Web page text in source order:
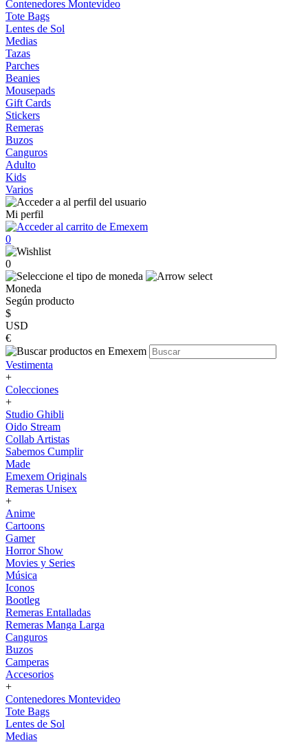
Contenedores Montevideo
Tote Bags
Lentes de Sol
Medias
Tazas
Parches
Beanies
Mousepads
Gift Cards
Stickers
Remeras
Buzos
Canguros
Adulto
Kids
Varios
Mi perfil
0
0
Moneda
Según producto
$
USD
€
Vestimenta
+
Colecciones
+
Studio Ghibli
Oido Stream
Collab Artistas
Sabemos Cumplir
Made
Emexem Originals
Remeras Unisex
+
Anime
Cartoons
Gamer
Horror Show
Movies y Series
Música
Iconos
Bootleg
Remeras Entalladas
Remeras Manga Larga
Canguros
Buzos
Camperas
Accesorios
+
Contenedores Montevideo
Tote Bags
Lentes de Sol
Medias